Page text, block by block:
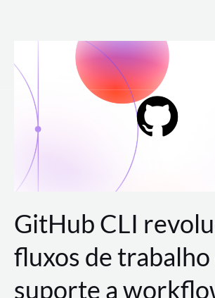
para
conteúdo
GitHub CLI
fluxos de trabalho
suporte a